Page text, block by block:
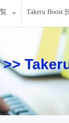
Takeru Boost